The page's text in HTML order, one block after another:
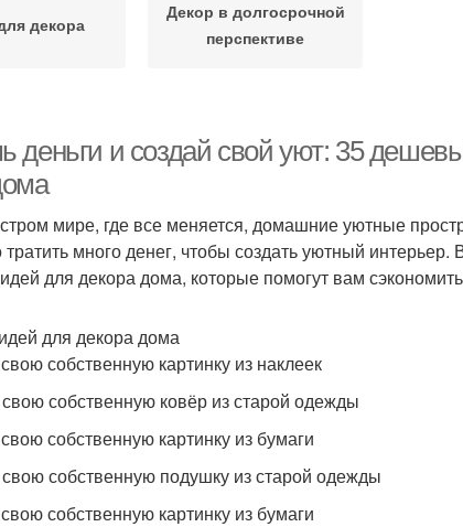
декора
Декор в долгосрочной
перспективе
деньги и создай свой уют: 35
мире, где все меняется, домашние уютные
тратить много денег, чтобы создать уютный
для декора дома, которые помогут вам
для декора дома
собственную картинку из наклеек
собственную ковёр из старой одежды
собственную картинку из бумаги
собственную подушку из старой одежды
собственную картинку из бумаги